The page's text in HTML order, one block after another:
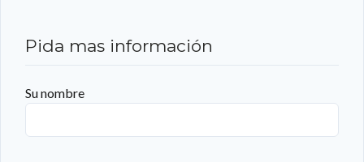
Pida mas información
Su nombre